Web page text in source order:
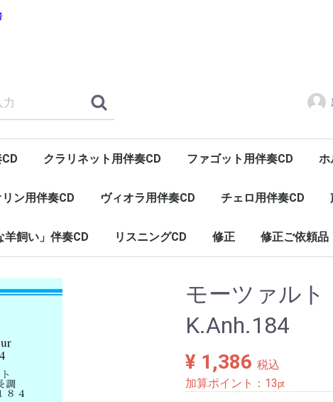
クラリネット用伴奏CD ファゴット用伴奏CD ホ
ン用伴奏CD ヴィオラ用伴奏CD チェロ用伴奏CD
羊飼い」伴奏CD リスニングCD 修正 修正ご依頼品
モーツァル
K.Anh.184
¥ 1,386 税込
加算ポイント： 13 pt